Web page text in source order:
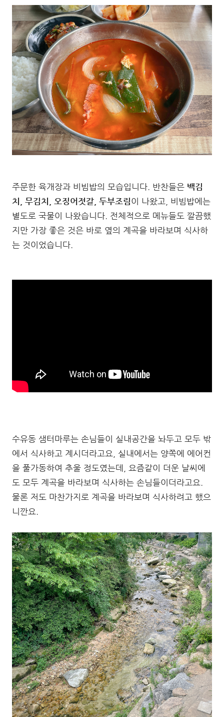
주문한 육개장과 비빔밥의 모습입니다. 반찬들은 백김
치, 무김치, 오징어젓갈, 두부조림이 나왔고, 비빔밥에는
별도로 국물이 나왔습니다. 전체적으로 메뉴들도 깔끔했
지만 가장 좋은 것은 바로 옆의 계곡을 바라보며 식사하
는 것이었습니다.
수유동 샘터마루는 손님들이 실내공간을 놔두고 모두 밖
에서 식사하고 계시더라고요, 실내에서는 양쪽에 에어컨
을 풀가동하여 추울 정도였는데, 요즘같이 더운 날씨에
도 모두 계곡을 바라보며 식사하는 손님들이더라고요.
물론 저도 마찬가지로 계곡을 바라보며 식사하려고 했으
니깐요.